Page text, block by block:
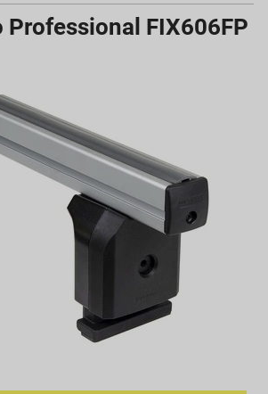
Professional FIX606FP